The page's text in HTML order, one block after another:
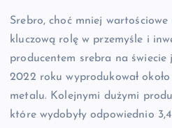
Srebro, choć mniej wartościowe
kluczową rolę w przemyśle i
producentem srebra na świecie
2022 roku wyprodukował
metalu. Kolejnymi dużymi
które wydobyły odpowiednio